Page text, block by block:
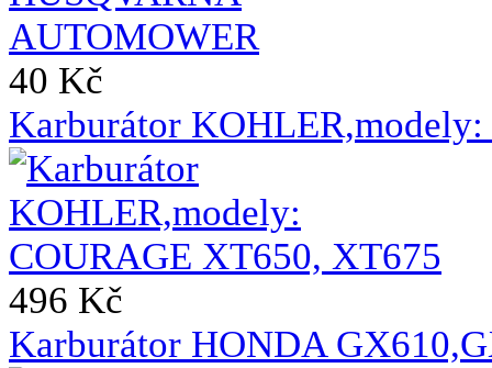
40 Kč
Karburátor
496 Kč
Karburátor HONDA